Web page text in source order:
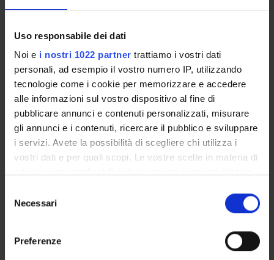
Uso responsabile dei dati
Noi e i nostri 1022 partner trattiamo i vostri dati
personali, ad esempio il vostro numero IP, utilizzando
tecnologie come i cookie per memorizzare e accedere
alle informazioni sul vostro dispositivo al fine di
pubblicare annunci e contenuti personalizzati, misurare
gli annunci e i contenuti, ricercare il pubblico e sviluppare
i servizi. Avete la possibilità di scegliere chi utilizza i
vostri dati e per quali scopi. Le vostre scelte in materia di
modificare o revocare il proprio consenso in qualsiasi
momento dalla Dichiarazione sui cookie o facendo clic
delNecessari
Preferenze
SEDUTE E VERBALI
ORGANIZZAZIONE
COMMISSIONI
GOVERNANCE
UFFICI E STRUTTURE DI SERVIZIO
BIBLIOTECHE